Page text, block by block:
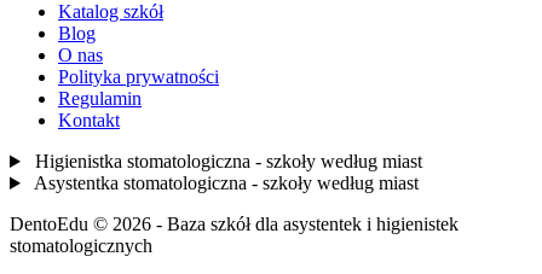
Katalog szkół
Blog
O nas
Polityka prywatności
Regulamin
Kontakt
Higienistka stomatologiczna - szkoły według miast
Asystentka stomatologiczna - szkoły według miast
DentoEdu © 2026 - Baza szkół dla asystentek i higienistek
stomatologicznych